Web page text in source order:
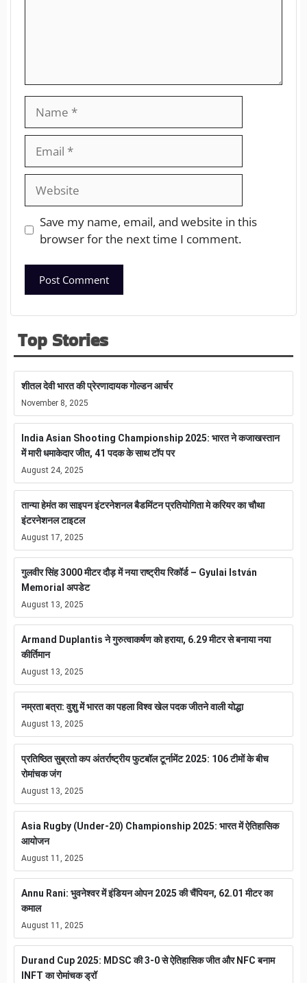
Save my name, email, and website in this
browser for the next time I comment.
Top Stories
शीतल देवी भारत की प्रेरणादायक गोल्डन आर्चर
November 8, 2025
India Asian Shooting Championship 2025: भारत ने कजाखस्तान
में मारी धमाकेदार जीत, 41 पदक के साथ टॉप पर
August 24, 2025
तान्या हेमंत का साइपन इंटरनेशनल बैडमिंटन प्रतियोगिता मे करियर का चौथा
इंटरनेशनल टाइटल
August 17, 2025
गुलवीर सिंह 3000 मीटर दौड़ में नया राष्ट्रीय रिकॉर्ड – Gyulai István
Memorial अपडेट
August 13, 2025
Armand Duplantis ने गुरुत्वाकर्षण को हराया, 6.29 मीटर से बनाया नया
कीर्तिमान
August 13, 2025
नम्रता बत्रा: वुशु में भारत का पहला विश्व खेल पदक जीतने वाली योद्धा
August 13, 2025
प्रतिष्ठित सुब्रतो कप अंतर्राष्ट्रीय फुटबॉल टूर्नामेंट 2025: 106 टीमों के बीच
रोमांचक जंग
August 13, 2025
Asia Rugby (Under-20) Championship 2025: भारत में ऐतिहासिक
आयोजन
August 11, 2025
Annu Rani: भुवनेश्वर में इंडियन ओपन 2025 की चैंपियन, 62.01 मीटर का
कमाल
August 11, 2025
Durand Cup 2025: MDSC की 3-0 से ऐतिहासिक जीत और NFC बनाम
INFT का रोमांचक ड्रॉ